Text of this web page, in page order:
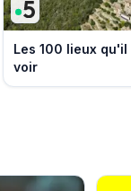
Les 100 lieux
voir